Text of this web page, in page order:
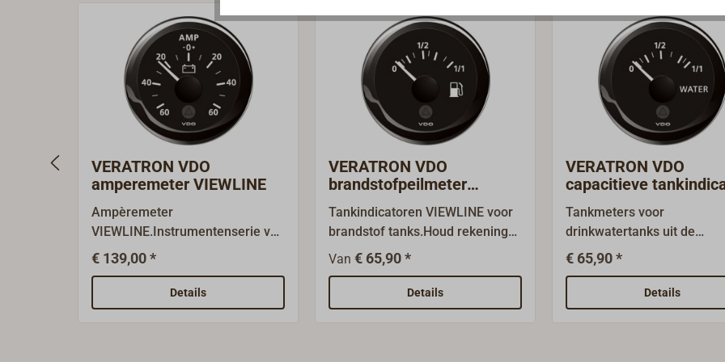
VERATRON VDO
amperemeter VIEWLINE
Ampèremeter
VIEWLINE.Instrumentenserie van
de Duitse marktleider met meer
dan 50 jaar ervaring in de
maritieme sector. VDO-VIEWLINE
biedt de modernste technologie,
€ 139,00 *
Details
VERATRON VDO
brandstofpeilmeter
VIEWLINE
Tankindicatoren VIEWLINE voor
brandstof tanks.Houd rekening
met de toepasbaarheid van de
bijbehorende zenders, die niet bij
de levering zijn inbegrepen en
apart besteld moeten worden
Van € 65,90 *
Details
VERATRON VDO
capacitieve
voor drinkwater VIEWL
Tankmeters voor
drinkwatertanks uit de
VIEWLINE-serie van
VDO.Opschrift "WATER".
meter kan alleen in
met een capacitatieve
€ 65,90 *
Details